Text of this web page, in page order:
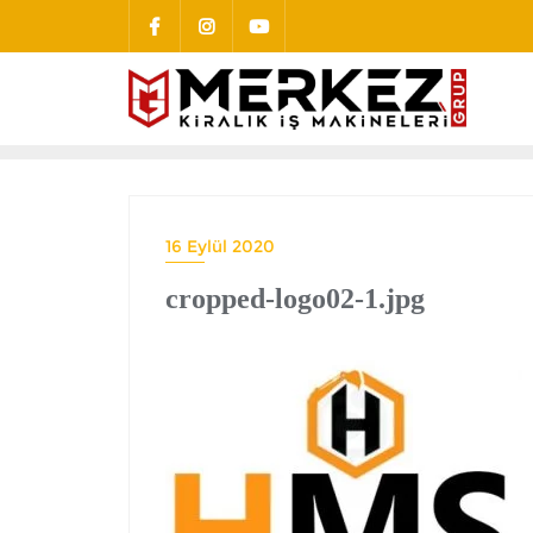
16 Eylül 2020
cropped-logo02-1.jpg